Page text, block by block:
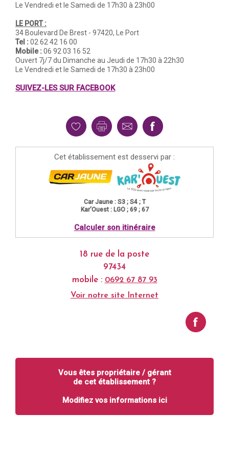
Le Vendredi et le Samedi de 17h30 à 23h00
LE PORT :
34 Boulevard De Brest - 97420, Le Port
Tel : 02 62 42 16 00
Mobile : 06 92 03 16 52
Ouvert 7j/7 du Dimanche au Jeudi de 17h30 à 22h30
Le Vendredi et le Samedi de 17h30 à 23h00
SUIVEZ-LES SUR FACEBOOK
Cet établissement est desservi par :
Car Jaune : S3 ; S4 ; T
Kar'Ouest : LGO ; 69 ; 67
Calculer son itinéraire
18 rue de la poste
97434
mobile : 0692 67 87 93
Voir notre site Internet
Vous êtes propriétaire / gérant
de cet établissement ?
Modifiez vos informations ici